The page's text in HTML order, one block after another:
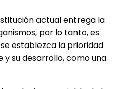
actual entrega la
por lo tanto, es
establezca la prioridad
su desarrollo, como una